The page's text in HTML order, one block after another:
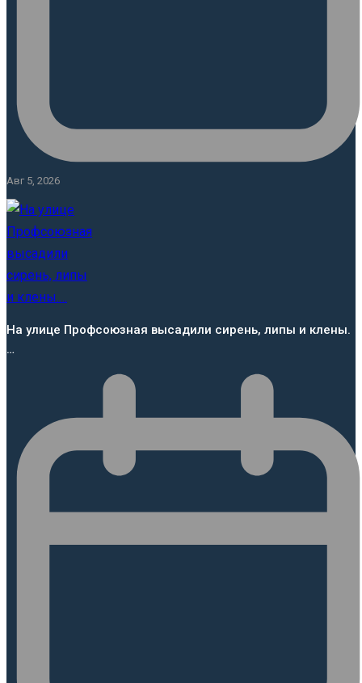
Авг 5, 2026
На улице Профсоюзная высадили сирень, липы и клены.
…